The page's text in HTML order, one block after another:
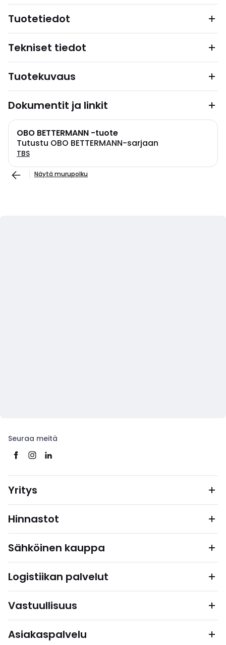
Tuotetiedot
Tekniset tiedot
Tuotekuvaus
Dokumentit ja linkit
OBO BETTERMANN -tuote
Tutustu OBO BETTERMANN-sarjaan
TBS
Näytä murupolku
Seuraa meitä
Yritys
Hinnastot
Sähköinen kauppa
Logistiikan palvelut
Vastuullisuus
Asiakaspalvelu